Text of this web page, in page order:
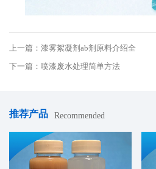
上一篇：漆雾絮凝剂ab剂原料介绍全
下一篇：喷漆废水处理简单方法
推荐产品 Recommended